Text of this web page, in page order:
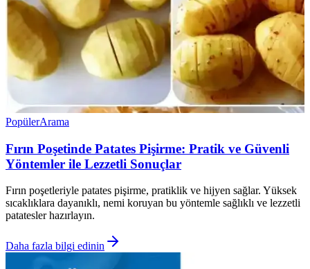
PopülerArama
Fırın Poşetinde Patates Pişirme: Pratik ve Güvenli
Yöntemler ile Lezzetli Sonuçlar
Fırın poşetleriyle patates pişirme, pratiklik ve hijyen sağlar. Yüksek
sıcaklıklara dayanıklı, nemi koruyan bu yöntemle sağlıklı ve lezzetli
patatesler hazırlayın.
Daha fazla bilgi edinin